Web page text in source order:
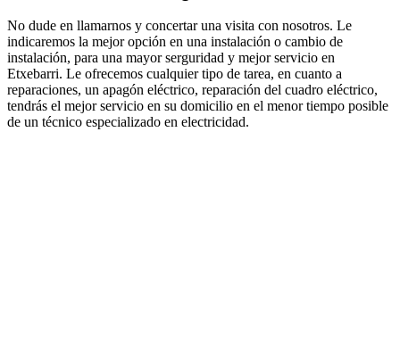
No dude en llamarnos y concertar una visita con nosotros. Le
indicaremos la mejor opción en una instalación o cambio de
instalación, para una mayor serguridad y mejor servicio en
Etxebarri. Le ofrecemos cualquier tipo de tarea, en cuanto a
reparaciones, un apagón eléctrico, reparación del cuadro eléctrico,
tendrás el mejor servicio en su domicilio en el menor tiempo posible
de un técnico especializado en electricidad.